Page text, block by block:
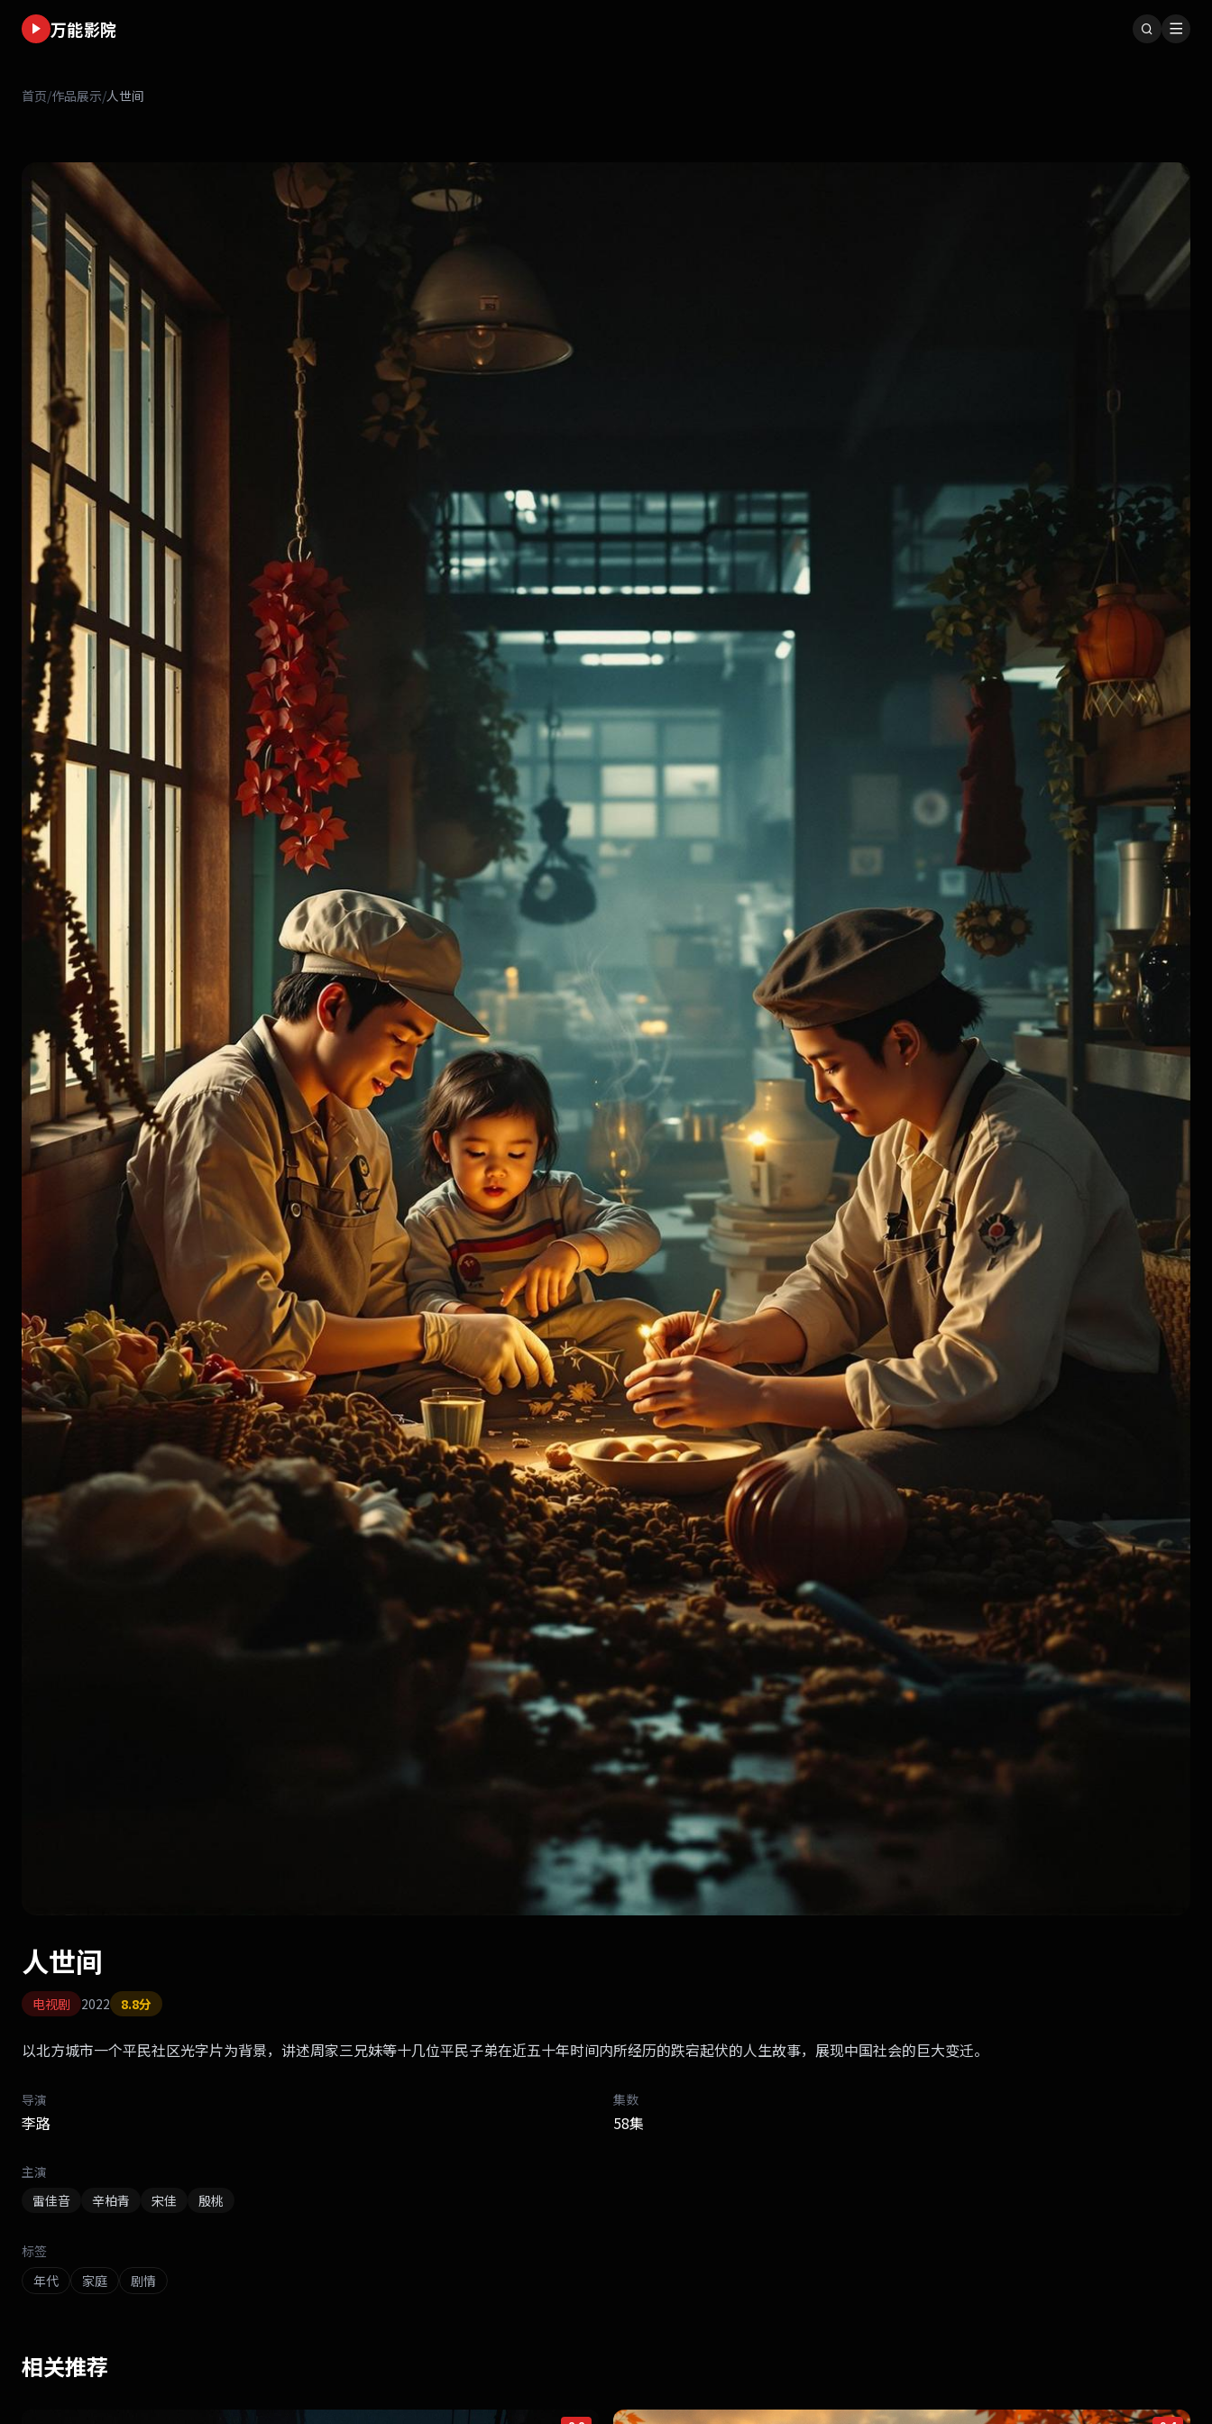
万能影院
首页/作品展示/人世间
人世间
电视剧 2022 8.8分
以北方城市一个平民社区光字片为背景，讲述周家三兄妹等十几位平民子弟在近五十年时间内所经历的跌宕起伏的人生故事，展现中国社会的巨大变迁。
导演
李路
集数
58集
主演
雷佳音
辛柏青 宋佳 殷桃
标签
年代
家庭 剧情
相关推荐